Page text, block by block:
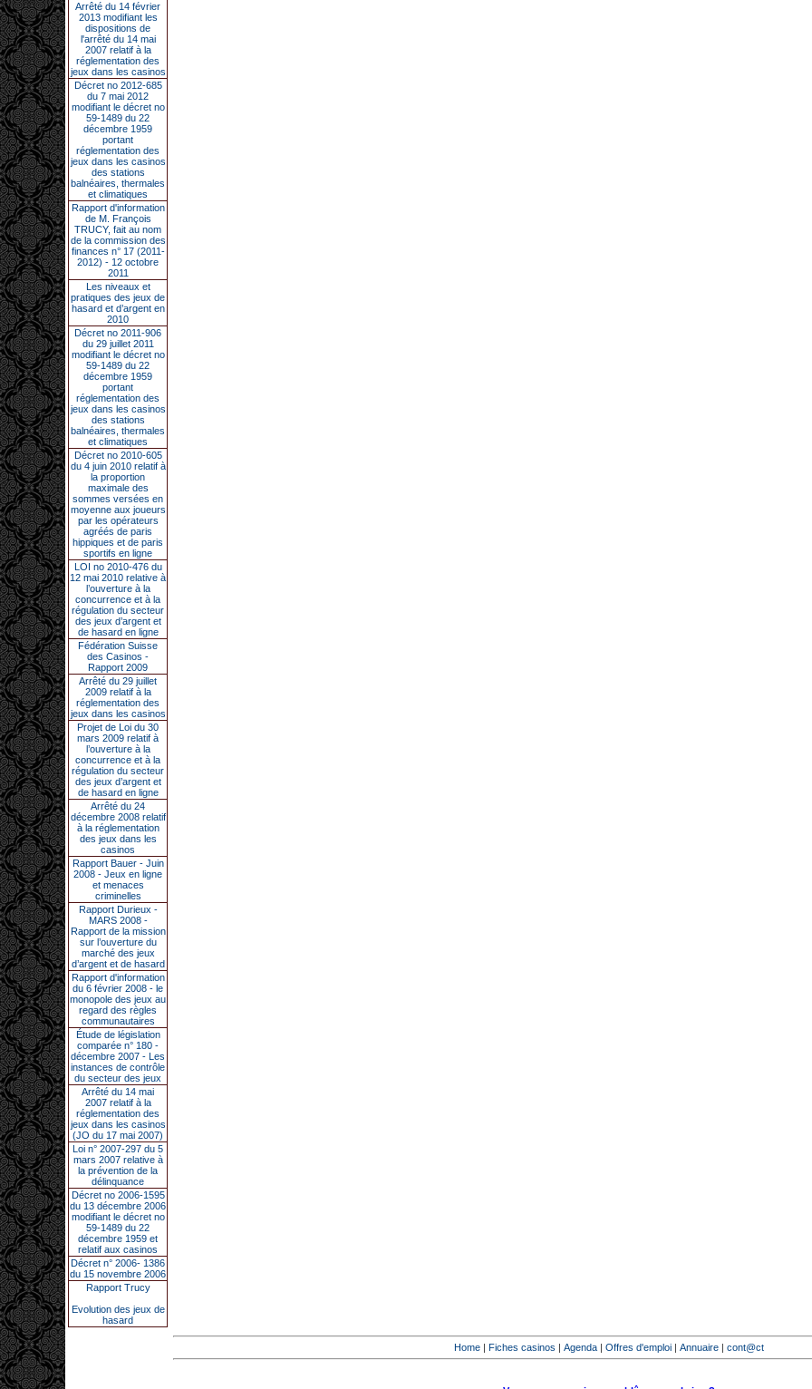
Arrêté du 14 février
2013 modifiant les
dispositions de
l'arrêté du 14 mai
2007 relatif à la
réglementation des
jeux dans les casinos
Décret no 2012-685
du 7 mai 2012
modifiant le décret no
59-1489 du 22
décembre 1959
portant
réglementation des
jeux dans les casinos
des stations
balnéaires, thermales
et climatiques
Rapport d'information
de M. François
TRUCY, fait au nom
de la commission des
finances n° 17 (2011-
2012) - 12 octobre
2011
Les niveaux et
pratiques des jeux de
hasard et d’argent en
2010
Décret no 2011-906
du 29 juillet 2011
modifiant le décret no
59-1489 du 22
décembre 1959
portant
réglementation des
jeux dans les casinos
des stations
balnéaires, thermales
et climatiques
Décret no 2010-605
du 4 juin 2010 relatif à
la proportion
maximale des
sommes versées en
moyenne aux joueurs
par les opérateurs
agréés de paris
hippiques et de paris
sportifs en ligne
LOI no 2010-476 du
12 mai 2010 relative à
l’ouverture à la
concurrence et à la
régulation du secteur
des jeux d’argent et
de hasard en ligne
Fédération Suisse
des Casinos -
Rapport 2009
Arrêté du 29 juillet
2009 relatif à la
réglementation des
jeux dans les casinos
Projet de Loi du 30
mars 2009 relatif à
l’ouverture à la
concurrence et à la
régulation du secteur
des jeux d’argent et
de hasard en ligne
Arrêté du 24
décembre 2008 relatif
à la réglementation
des jeux dans les
casinos
Rapport Bauer - Juin
2008 - Jeux en ligne
et menaces
criminelles
Rapport Durieux -
MARS 2008 -
Rapport de la mission
sur l’ouverture du
marché des jeux
d’argent et de hasard
Rapport d'information
du 6 février 2008 - le
monopole des jeux au
regard des règles
communautaires
Étude de législation
comparée n° 180 -
décembre 2007 - Les
instances de contrôle
du secteur des jeux
Arrêté du 14 mai
2007 relatif à la
réglementation des
jeux dans les casinos
(JO du 17 mai 2007)
Loi n° 2007-297 du 5
mars 2007 relative à
la prévention de la
délinquance
Décret no 2006-1595
du 13 décembre 2006
modifiant le décret no
59-1489 du 22
décembre 1959 et
relatif aux casinos
Décret n° 2006- 1386
du 15 novembre 2006
Rapport Trucy
Evolution des jeux de
hasard
Home | Fiches casinos | Agenda | Offres d'emploi | Annuaire | cont@ct